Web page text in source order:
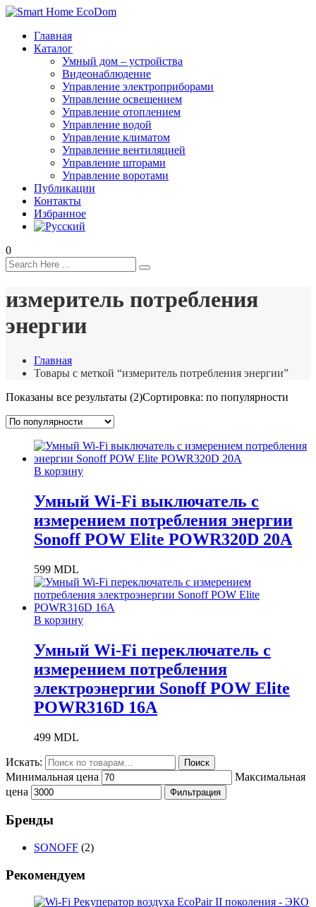
Главная
Каталог
Умный дом – устройства
Видеонаблюдение
Управление электроприборами
Управление освещением
Управление отоплением
Управление водой
Управление климатом
Управление вентиляцией
Управление шторами
Управление воротами
Публикации
Контакты
Избранное
0
измеритель потребления
энергии
Главная
Товары с меткой “измеритель потребления энергии”
Показаны все результаты (2)Сортировка: по популярности
В корзину
Умный Wi-Fi выключатель с
измерением потребления энергии
Sonoff POW Elite POWR320D 20A
599 MDL
В корзину
Умный Wi-Fi переключатель с
измерением потребления
электроэнергии Sonoff POW Elite
POWR316D 16A
499 MDL
Искать: Поиск
Минимальная цена
Максимальная
цена
Фильтрация
Бренды
SONOFF (2)
Рекомендуем